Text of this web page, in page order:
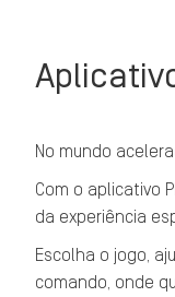
No mundo
Com o aplicativo
da experiência
Escolha o jogo,
comando, onde